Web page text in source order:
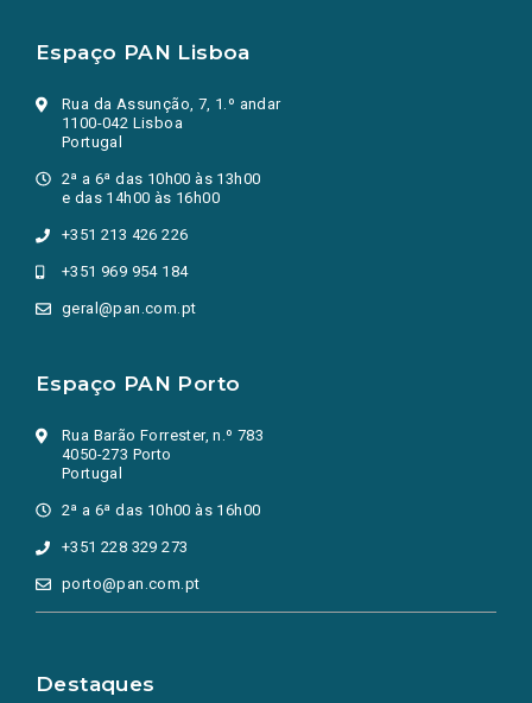
Espaço PAN Lisboa
Rua da Assunção, 7, 1.º andar
1100-042 Lisboa
Portugal
2ª a 6ª das 10h00 às 13h00
e das 14h00 às 16h00
+351 213 426 226
+351 969 954 184
geral@pan.com.pt
Espaço PAN Porto
Rua Barão Forrester, n.º 783
4050-273 Porto
Portugal
2ª a 6ª das 10h00 às 16h00
+351 228 329 273
porto@pan.com.pt
Destaques